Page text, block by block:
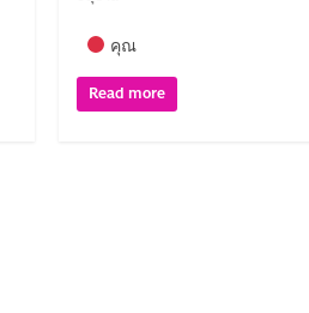
คุณ
Read more